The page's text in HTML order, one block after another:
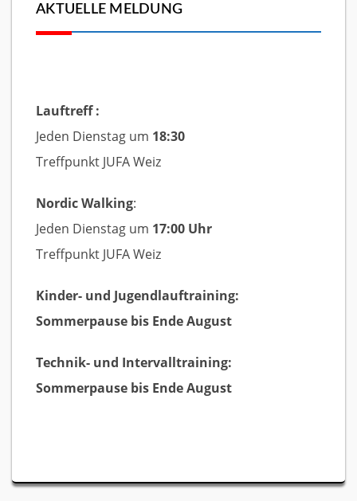
AKTUELLE MELDUNG
Lauftreff :
Jeden Dienstag um 18:30
Treffpunkt JUFA Weiz
Nordic Walking:
Jeden Dienstag um 17:00 Uhr
Treffpunkt JUFA Weiz
Kinder- und Jugendlauftraining:
Sommerpause bis Ende August
Technik- und Intervalltraining:
Sommerpause bis Ende August